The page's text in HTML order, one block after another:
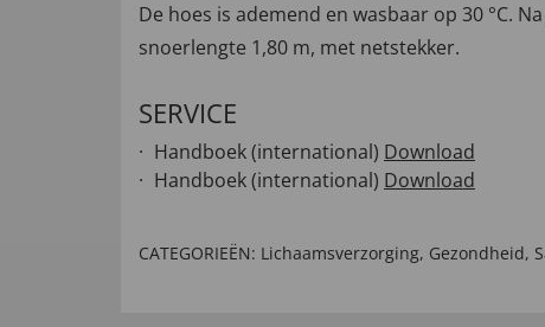
De hoes is ademend en wasbaar op 30 °C.
snoerlengte 1,80 m, met netstekker.
SERVICE
Handboek (international) Download
Handboek (international) Download
CATEGORIEËN: Lichaamsverzorging, Gezondheid,